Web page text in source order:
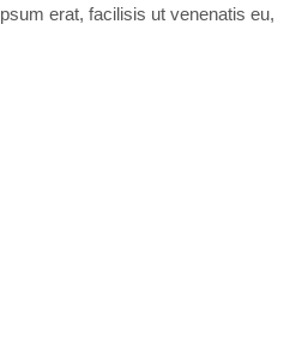
erat, facilisis ut venenatis eu,